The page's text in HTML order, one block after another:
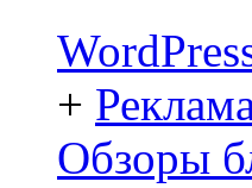
+
Обзоры